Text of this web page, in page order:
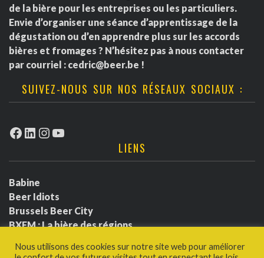
de la bière pour les entreprises ou les particuliers.
Envie d’organiser une séance d’apprentissage de la
dégustation ou d’en apprendre plus sur les accords
bières et fromages ? N’hésitez pas à nous contacter
par courriel : cedric@beer.be !
SUIVEZ-NOUS SUR NOS RÉSEAUX SOCIAUX :
Facebook
LinkedIn
Instagram
YouTube
LIENS
Babine
Beer Idiots
Brussels Beer City
BXFM : La bière des régions
Ludotium
Nous utilisons des cookies sur notre site web pour améliorer